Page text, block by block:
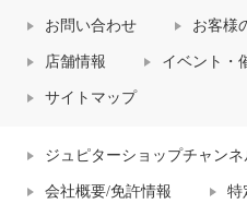
お問い合わせ お客様
店舗情報 イベント・
サイトマップ
ジュピターショップチャン
会社概要/免許情報 特